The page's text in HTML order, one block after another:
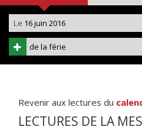
Le 16 juin 2016
de la férie
Revenir aux lectures du
LECTURES DE LA